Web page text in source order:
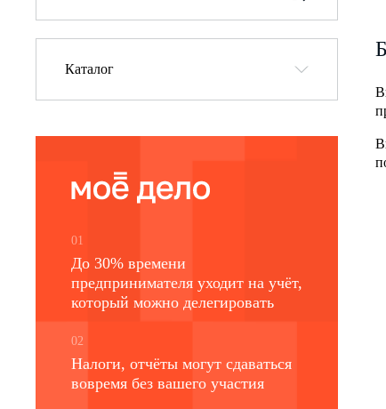
Каталог
01
До 30% времени
предпринимателя уходит на учёт,
который можно делегировать
02
Налоги, отчёты могут сдаваться
вовремя без вашего участия